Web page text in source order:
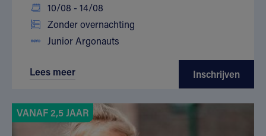
10/08 - 14/08
Zonder overnachting
Junior Argonauts
Lees meer Inschrijven
VANAF 2,5 JAAR